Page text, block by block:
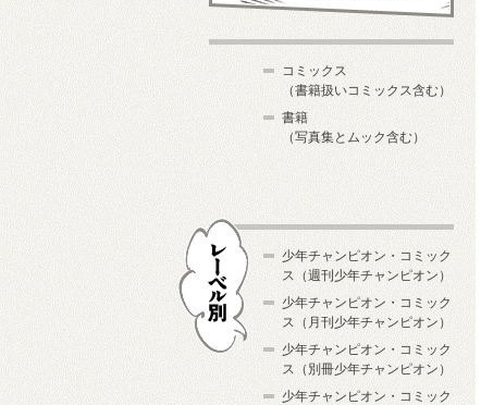
コミックス
（書籍扱いコミックス含む）
書籍
（写真集とムック含む）
少年チャンピオン・コミック
ス（週刊少年チャンピオン）
少年チャンピオン・コミック
ス（月刊少年チャンピオン）
少年チャンピオン・コミック
ス（別冊少年チャンピオン）
少年チャンピオン・コミック